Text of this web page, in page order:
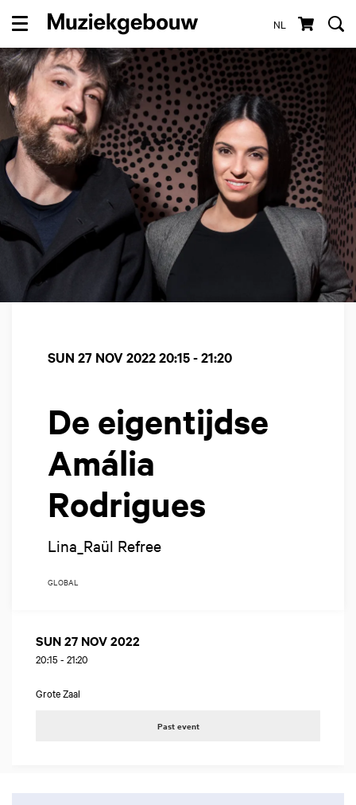
NL
Menu
De eigentijdse
Amália
Rodrigues
Lina_Raül Refree
SUN 27 NOV 202220:15 - 21:20
GLOBAL
SUN 27 NOV 2022
20:15 - 21:20
Grote Zaal
Past event